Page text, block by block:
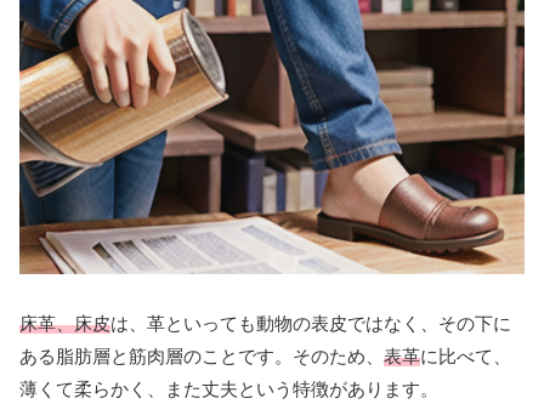
床革、床皮は、革といっても動物の表皮ではなく、その下に
ある脂肪層と筋肉層のことです。そのため、 表革に比べて、
薄くて柔らかく、また丈夫という特徴があります。